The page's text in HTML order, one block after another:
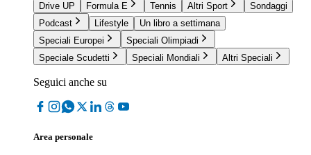
Drive UP
Formula E Tennis Altri Sport
Sondaggi
Podcast
Lifestyle
Un libro a settimana
Speciali Europei
Speciali Olimpiadi
Speciale Scudetti
Speciali Mondiali Altri Speciali
Seguici anche su
Area personale